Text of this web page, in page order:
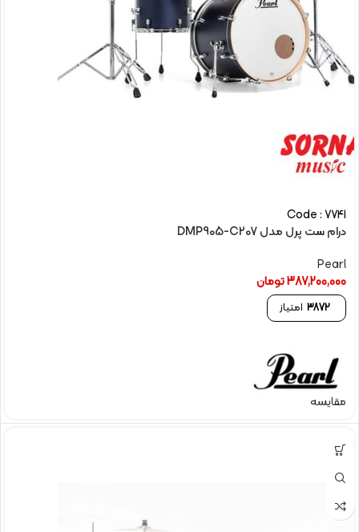
Code : 7741
درام ست پرل مدل DMP905-C207
Pearl
387,200,000تومان
3872 امتیاز
مقایسه